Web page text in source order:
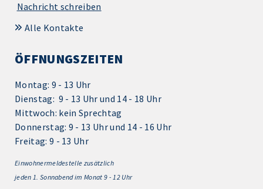
Nachricht schreiben
Alle Kontakte
ÖFFNUNGSZEITEN
Montag: 9 - 13 Uhr
Dienstag: 9 - 13 Uhr und 14 - 18 Uhr
Mittwoch: kein Sprechtag
Donnerstag: 9 - 13 Uhr und 14 - 16 Uhr
Freitag: 9 - 13 Uhr
Einwohnermeldestelle zusätzlich
jeden 1. Sonnabend im Monat 9 - 12 Uhr